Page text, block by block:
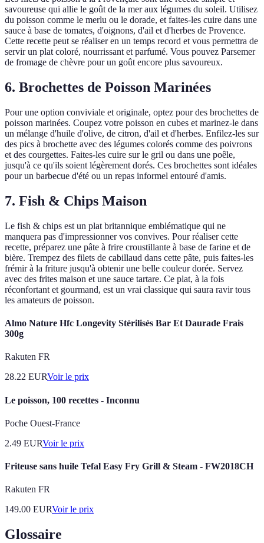
savoureuse qui allie le goût de la mer aux légumes du soleil. Utilisez
du poisson comme le merlu ou le dorade, et faites-les cuire dans une
sauce à base de tomates, d'oignons, d'ail et d'herbes de Provence.
Cette recette peut se réaliser en un temps record et vous permettra de
servir un plat coloré, nourrissant et parfumé. Vous pouvez Parsemer
de fromage de chèvre pour un goût encore plus savoureux.
6. Brochettes de Poisson Marinées
Pour une option conviviale et originale, optez pour des brochettes de
poisson marinées. Coupez votre poisson en cubes et marinez-le dans
un mélange d'huile d'olive, de citron, d'ail et d'herbes. Enfilez-les sur
des pics à brochette avec des légumes colorés comme des poivrons
et des courgettes. Faites-les cuire sur le gril ou dans une poêle,
jusqu'à ce qu'ils soient légèrement dorés. Ces brochettes sont idéales
pour un barbecue d'été ou un repas informel entouré d'amis.
7. Fish & Chips Maison
Le fish & chips est un plat britannique emblématique qui ne
manquera pas d'impressionner vos convives. Pour réaliser cette
recette, préparez une pâte à frire croustillante à base de farine et de
bière. Trempez des filets de cabillaud dans cette pâte, puis faites-les
frémir à la friture jusqu'à obtenir une belle couleur dorée. Servez
avec des frites maison et une sauce tartare. Ce plat, à la fois
réconfortant et gourmand, est un vrai classique qui saura ravir tous
les amateurs de poisson.
Almo Nature Hfc Longevity Stérilisés Bar Et Daurade Frais
300g
Rakuten FR
28.22 EURVoir le prix
Le poisson, 100 recettes - Inconnu
Poche Ouest-France
2.49 EURVoir le prix
Friteuse sans huile Tefal Easy Fry Grill & Steam - FW2018CH
Rakuten FR
149.00 EURVoir le prix
Glossaire